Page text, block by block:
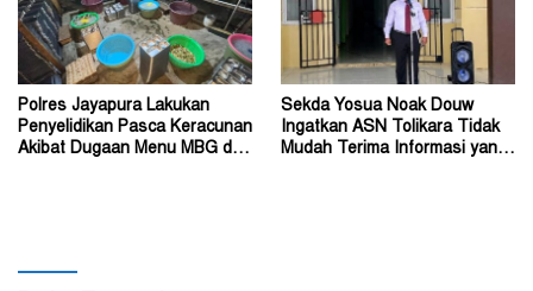
Polres Jayapura Lakukan
Penyelidikan Pasca Keracunan
Akibat Dugaan Menu MBG di
Sekda Yosua Noak Douw
Ingatkan ASN Tolikara Tidak
Mudah Terima Informasi yang